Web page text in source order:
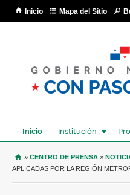
Inicio Mapa del Sitio
Inicio Institución
USTED SE
» CENTRO DE PRENSA »
APLICADAS POR LA REGIÓN